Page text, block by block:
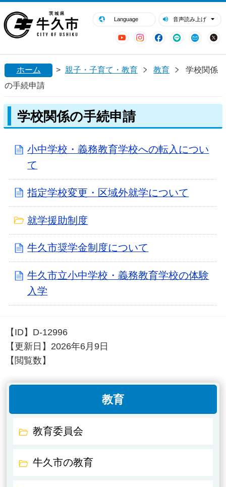
Language 音声読み上げ
YouTubeInstagram
Facebook
LINE Mail
閉じる
ホーム > 親子・子育て・教育 教育
学校関係
の手続申請
学校関係の手続申請
小中学校・義務教育学校への転入につい
て
指定学校変更・区域外就学について
就学援助制度
牛久市奨学金制度について
牛久市立小中学校・義務教育学校の体験
入学
【ID】 D-12996
【更新日】 2026年6月9日
【閲覧数】
教育
教育委員会
牛久市の教育